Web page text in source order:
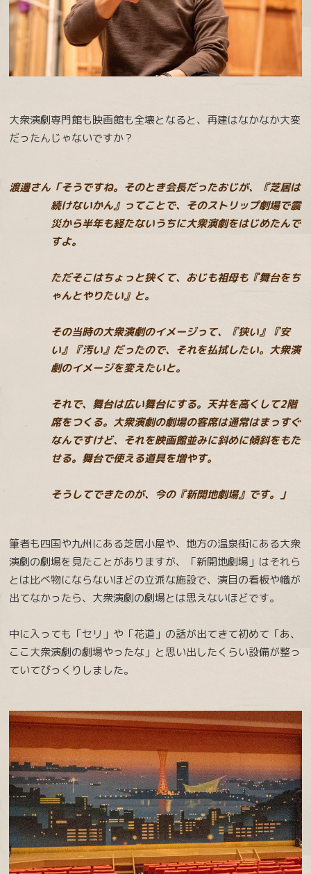
大衆演劇専門館も映画館も全壊となると、再建はなかなか大変
だったんじゃないですか？
渡邊さん「そうですね。そのとき会長だったおじが、『芝居は
続けないかん』ってことで、そのストリップ劇場で震
災から半年も経たないうちに大衆演劇をはじめたんで
すよ。
ただそこはちょっと狭くて、おじも祖母も『舞台をち
ゃんとやりたい』と。
その当時の大衆演劇のイメージって、『狭い』『安
い』『汚い』だったので、それを払拭したい。大衆演
劇のイメージを変えたいと。
それで、舞台は広い舞台にする。天井を高くして2階
席をつくる。大衆演劇の劇場の客席は通常はまっすぐ
なんですけど、それを映画館並みに斜めに傾斜をもた
せる。舞台で使える道具を増やす。
そうしてできたのが、今の『新開地劇場』です。」
筆者も四国や九州にある芝居小屋や、地方の温泉街にある大衆
演劇の劇場を見たことがありますが、「新開地劇場」はそれら
とは比べ物にならないほどの立派な施設で、演目の看板や幟が
出てなかったら、大衆演劇の劇場とは思えないほどです。
中に入っても「セリ」や「花道」の話が出てきて初めて「あ、
ここ大衆演劇の劇場やったな」と思い出したくらい設備が整っ
ていてびっくりしました。